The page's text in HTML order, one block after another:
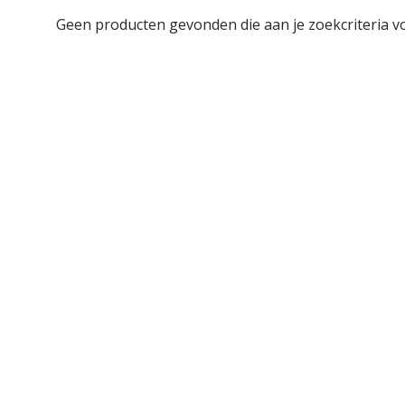
Geen producten gevonden die aan je zoekcriteria